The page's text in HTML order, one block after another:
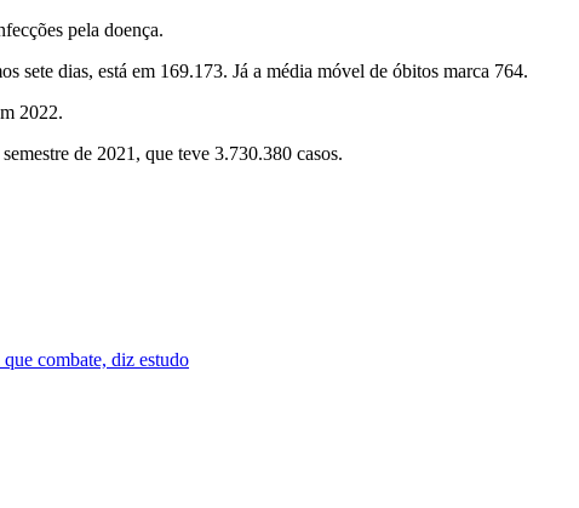
pela doença.
sete dias, está em 169.173. Já a média móvel de óbitos marca 764.
2022.
de 2021, que teve 3.730.380 casos.
combate, diz estudo